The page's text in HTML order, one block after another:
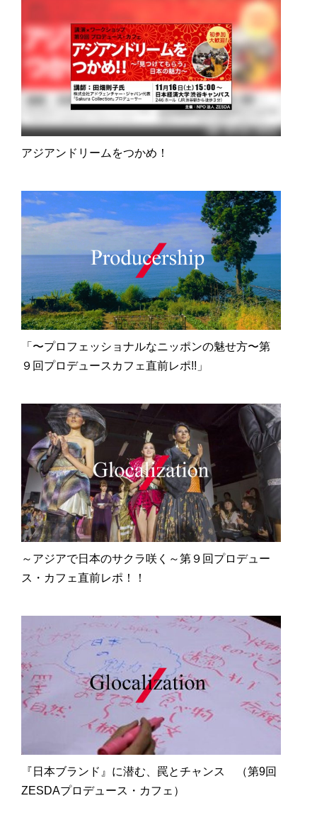
アジアンドリームをつかめ！
「〜プロフェッショナルなニッポンの魅せ方〜第
９回プロデュースカフェ直前レポ!!」
～アジアで日本のサクラ咲く～第９回プロデュー
ス・カフェ直前レポ！！
『日本ブランド』に潜む、罠とチャンス （第9回
ZESDAプロデュース・カフェ）